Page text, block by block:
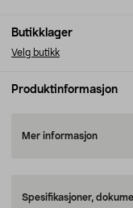
Butikklager
Velg butikk
Produktinformasjon
Mer informasjon
Spesifikasjoner,